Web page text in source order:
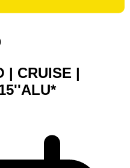
| CRUISE |